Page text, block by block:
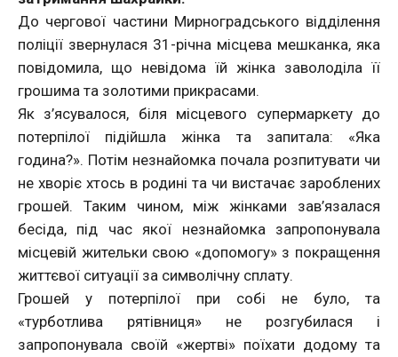
До чергової частини Мирноградського відділення
поліції звернулася 31-річна місцева мешканка, яка
повідомила, що невідома їй жінка заволоділа її
грошима та золотими прикрасами.
Як з’ясувалося, біля місцевого супермаркету до
потерпілої підійшла жінка та запитала: «Яка
година?». Потім незнайомка почала розпитувати чи
не хворіє хтось в родині та чи вистачає зароблених
грошей. Таким чином, між жінками зав’язалася
бесіда, під час якої незнайомка запропонувала
місцевій жительки свою «допомогу» з покращення
життєвої ситуації за символічну сплату.
Грошей у потерпілої при собі не було, та
«турботлива рятівниця» не розгубилася і
запропонувала своїй «жертві» поїхати додому та